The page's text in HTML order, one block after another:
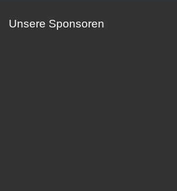
Unsere Sponsoren